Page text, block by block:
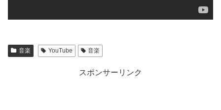
音楽 YouTube 音楽
スポンサーリンク